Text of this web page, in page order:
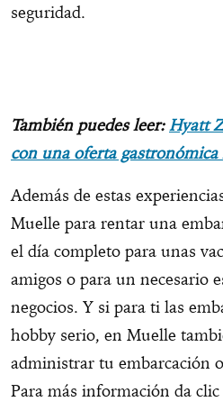
seguridad.
También puedes leer:Hyatt
con una oferta
Además de estas
Muelle para rentar una
el día completo para unas
amigos o para un necesario
negocios. Y si para ti las
hobby serio, en Muelle
administrar tu embarcación
Para más información da clic